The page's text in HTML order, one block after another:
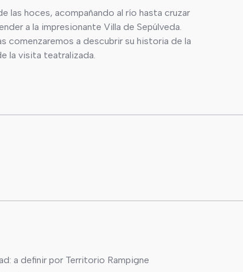
las hoces, acompañando al río hasta cruzar
a la impresionante Villa de Sepúlveda.
comenzaremos a descubrir su historia de la
la visita teatralizada.
a definir por Territorio Rampigne